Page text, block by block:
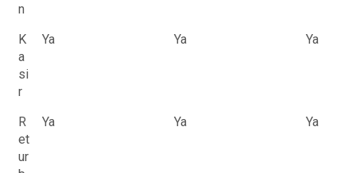
n
K
a
si
r
Ya Ya Ya
R
et
ur
Ya Ya Ya